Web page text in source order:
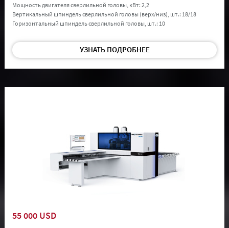
Мощность двигателя сверлильной головы, кВт: 2,2
Вертикальный шпиндель сверлильной головы (верх/низ), шт.: 18/18
Горизонтальный шпиндель сверлильной головы, шт.: 10
УЗНАТЬ ПОДРОБНЕЕ
55 000 USD